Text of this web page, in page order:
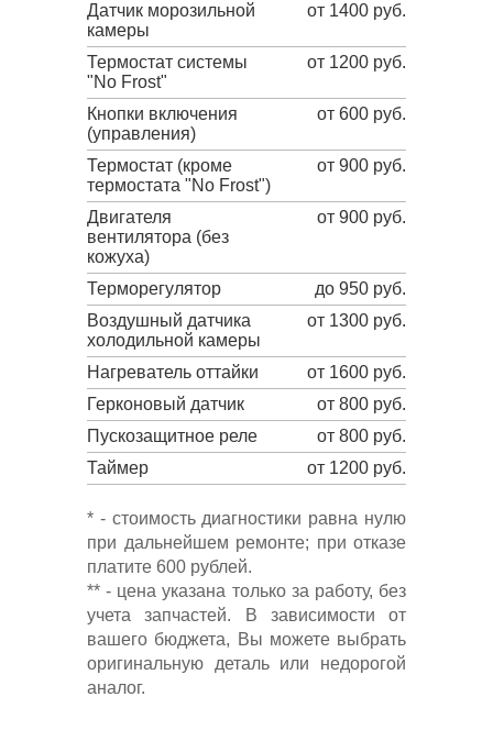
Датчик морозильной
камеры
от 1400 руб.
Термостат системы
"No Frost"
от 1200 руб.
Кнопки включения
(управления)
от 600 руб.
Термостат (кроме
термостата "No Frost")
от 900 руб.
Двигателя
вентилятора (без
кожуха)
от 900 руб.
Терморегулятор
до 950 руб.
Воздушный датчика
холодильной камеры
от 1300 руб.
Нагреватель оттайки
от 1600 руб.
Герконовый датчик
от 800 руб.
Пускозащитное реле
от 800 руб.
Таймер
от 1200 руб.
* - стоимость диагностики равна нулю
при дальнейшем ремонте; при отказе
платите 600 рублей.
** - цена указана только за работу, без
учета запчастей. В зависимости от
вашего бюджета, Вы можете выбрать
оригинальную деталь или недорогой
аналог.